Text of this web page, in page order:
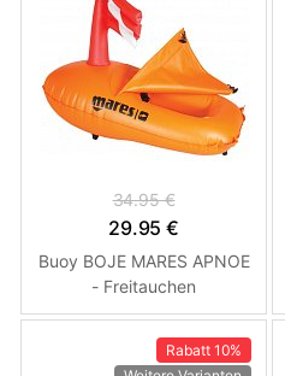
34.95 €
29.95 €
Buoy BOJE MARES APNOE
- Freitauchen
Rabatt 10%